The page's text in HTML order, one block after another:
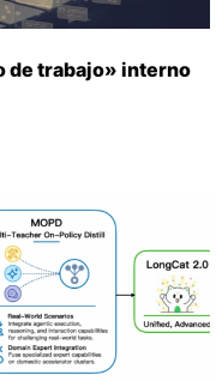
de trabajo» interno